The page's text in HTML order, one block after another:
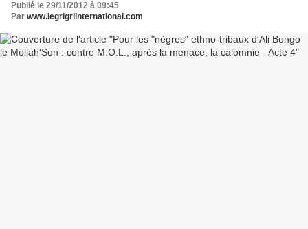
Publié le 29/11/2012 à 09:45
Par www.legrigriinternational.com